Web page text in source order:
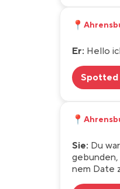
📍
Er: Hello
Spotted
📍
Sie: Du
nem Date